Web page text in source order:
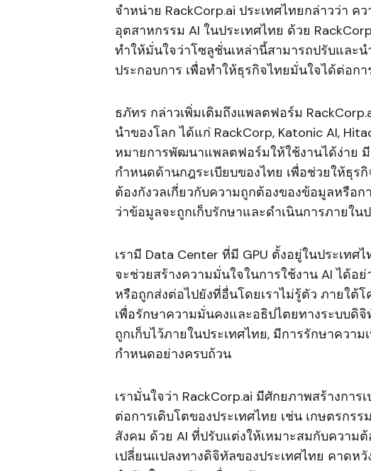
จำหน่าย RackCorp.ai ประเทศไทยกล่าวว่า
อุตสาหกรรม AI ในประเทศไทย ด้วย
ทำให้มั่นใจว่าโซลูชั่นเหล่านี้สามารถปรับและ
ประกอบการ เพื่อทำให้ธุรกิจไทยมั่นใจได้ต่อก
ธภัทร กล่าวเพิ่มเติมถึงแพลตฟอร์ม
นำของโลก ได้แก่ RackCorp, Katonic AI,
หมายการพัฒนาแพลตฟอร์มให้ใช้งานได้ง่าย
กำหนดด้านกฎระเบียบของไทย เพื่อช่วยให้ธุร
ต้องกังวลเกี่ยวกับความถูกต้องของข้อมูลหรือก
ว่าข้อมูลจะถูกเก็บรักษาและดำเนินการภายใน
เรามี Data Center ที่มี GPU ตั้งอยู่ในประเท
จะช่วยสร้างความมั่นใจในการใช้งาน AI ได้
หรือถูกส่งต่อไปยังที่อื่นโดยเราไม่รู้ตัว ภายใต้
เพื่อรักษาความมั่นคงและอธิปไตยทางระบบ
ถูกเก็บไว้ภายในประเทศไทย, มีการรักษาคว
กำหนดอย่างครบถ้วน
เรามั่นใจว่า RackCorp.ai มีศักยภาพสร้างก
ต่อการเติบโตของประเทศไทย เช่น เกษตรกร
สังคม ด้วย AI ที่ปรับแต่งให้เหมาะสมกับความ
เปลี่ยนแปลงทางดิจิทัลของประเทศไทย คาดห